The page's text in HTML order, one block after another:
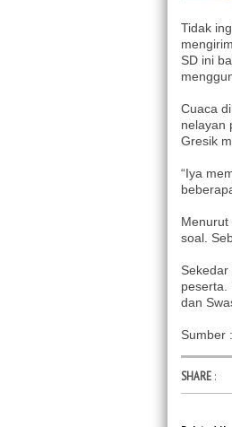
Tidak
SD ini
Cuaca
nelayan
Gresik
“Iya
Menurut
soal.
peserta.
dan
Sumber
SHARE :